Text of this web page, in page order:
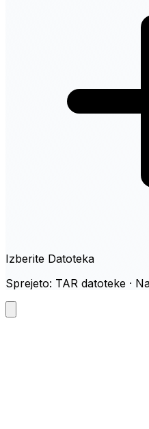
Izberite Datoteka
Sprejeto: TAR datoteke ·